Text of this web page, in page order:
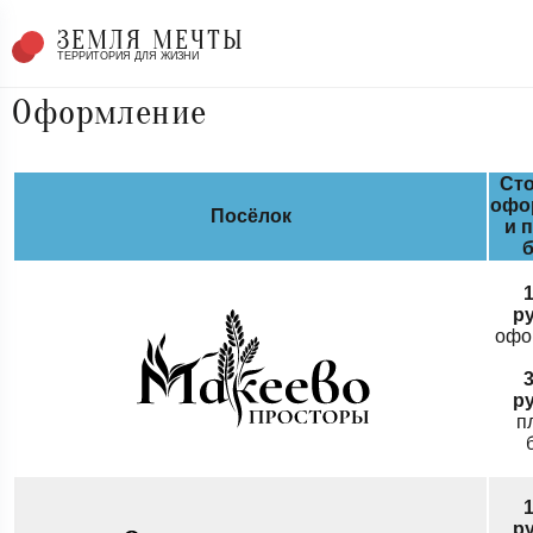
ЗЕМЛЯ МЕЧТЫ
ТЕРРИТОРИЯ ДЛЯ ЖИЗНИ
Оформление
Посёлок
и